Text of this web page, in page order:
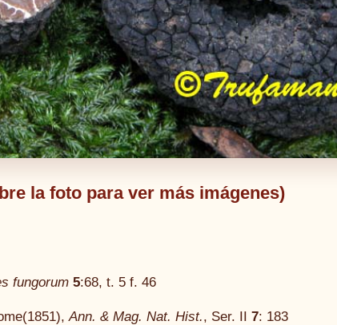
la foto para ver más imágenes)
fungorum 5:68, t. 5 f. 46
Ann. & Mag. Nat. Hist., Ser. II 7: 183